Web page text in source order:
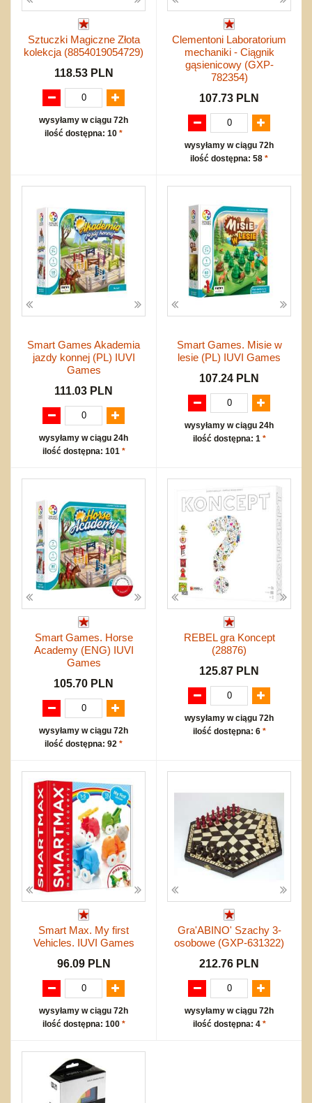
Sztuczki Magiczne Złota
kolekcja (8854019054729)
118.53 PLN
wysyłamy w ciągu 72h
ilość dostępna: 10 *
Clementoni Laboratorium
mechaniki - Ciągnik
gąsienicowy (GXP-
782354)
107.73 PLN
wysyłamy w ciągu 72h
ilość dostępna: 58 *
Smart Games Akademia
jazdy konnej (PL) IUVI
Games
111.03 PLN
wysyłamy w ciągu 24h
ilość dostępna: 101 *
Smart Games. Misie w
lesie (PL) IUVI Games
107.24 PLN
wysyłamy w ciągu 24h
ilość dostępna: 1 *
Smart Games. Horse
Academy (ENG) IUVI
Games
105.70 PLN
wysyłamy w ciągu 72h
ilość dostępna: 92 *
REBEL gra Koncept
(28876)
125.87 PLN
wysyłamy w ciągu 72h
ilość dostępna: 6 *
Smart Max. My first
Vehicles. IUVI Games
96.09 PLN
wysyłamy w ciągu 72h
ilość dostępna: 100 *
Gra'ABINO' Szachy 3-
osobowe (GXP-631322)
212.76 PLN
wysyłamy w ciągu 72h
ilość dostępna: 4 *